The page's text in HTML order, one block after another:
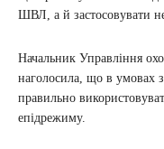
ШВЛ, а й застосовувати
Начальник Управління
наголосила, що в умовах
правильно
епідрежиму.